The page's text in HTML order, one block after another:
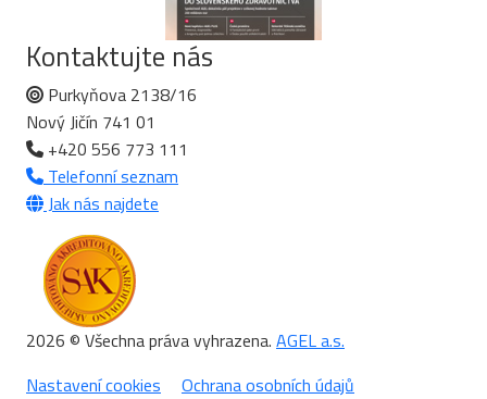
Kontaktujte nás
Purkyňova 2138/16
Nový Jičín 741 01
+420 556 773 111
Telefonní seznam
Jak nás najdete
2026 © Všechna práva vyhrazena. AGEL a.s.
Nastavení cookies
Ochrana osobních údajů